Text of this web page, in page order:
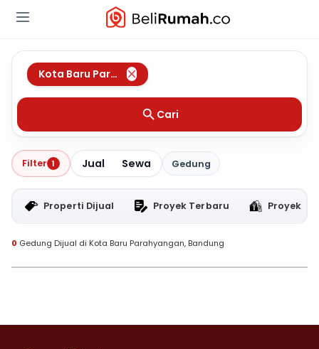
Kota Baru Parahyangan
Cari
Filter 1 Jual Sewa Gedung
Properti Dijual Proyek Terbaru Proyek
0 Gedung Dijual di Kota Baru Parahyangan, Bandung